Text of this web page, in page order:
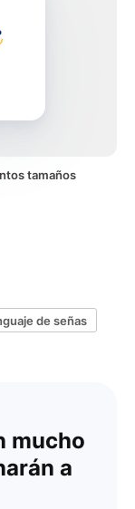
tamaños
de señas
mucho
a